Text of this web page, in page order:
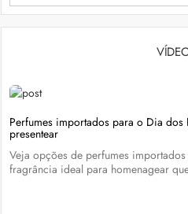
Perfumes importados para o Dia dos
presentear
Veja opções de perfumes
fragrância ideal para homenagear